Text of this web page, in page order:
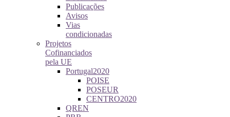
Publicações
Avisos
Vias
condicionadas
Projetos
Cofinanciados
pela UE
Portugal2020
POISE
POSEUR
CENTRO2020
QREN